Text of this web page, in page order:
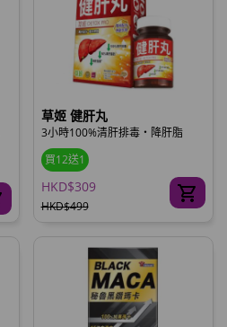
草姬 健肝丸
3小時100%清肝排毒‧降肝脂
買12送1
HKD$309
HKD$499